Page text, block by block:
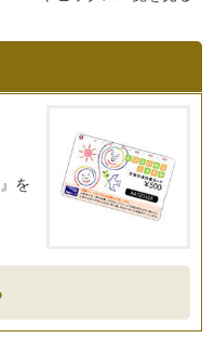
イン
て、前々回紹介した「も
「…
「ハロウィン」。そもそ
…
ーストブックです。中に
を